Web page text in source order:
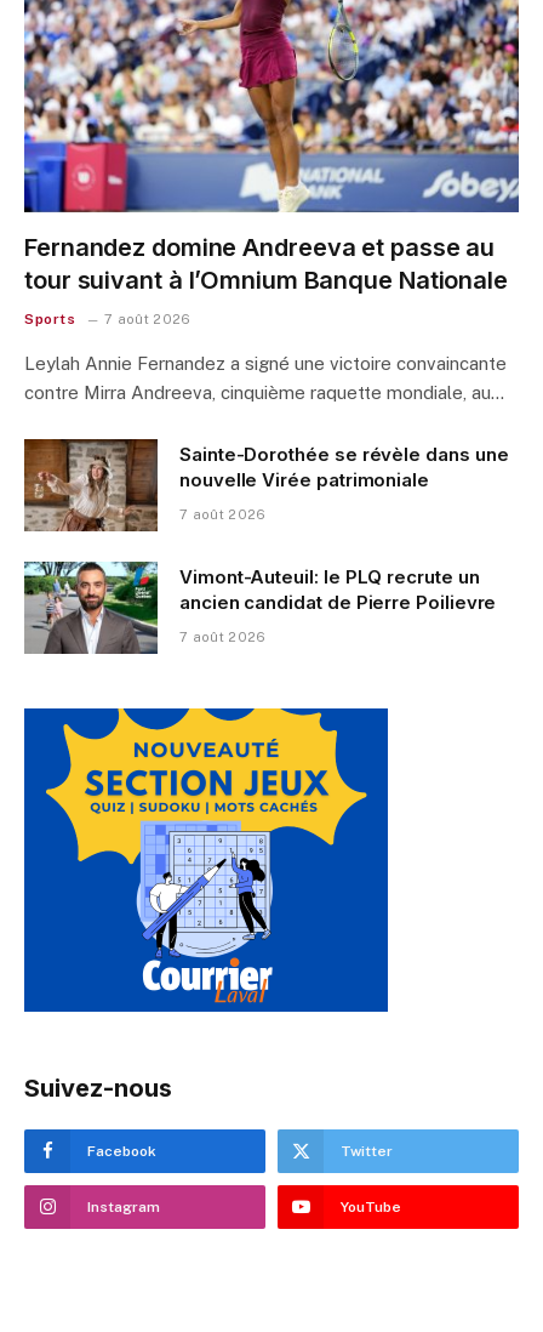
Fernandez domine Andreeva et passe au
tour suivant à l’Omnium Banque Nationale
Sports 7 août 2026
Leylah Annie Fernandez a signé une victoire convaincante
contre Mirra Andreeva, cinquième raquette mondiale, au…
Sainte-Dorothée se révèle dans une
nouvelle Virée patrimoniale
7 août 2026
Vimont-Auteuil: le PLQ recrute un
ancien candidat de Pierre Poilievre
7 août 2026
Suivez-nous
Facebook Twitter
Instagram YouTube